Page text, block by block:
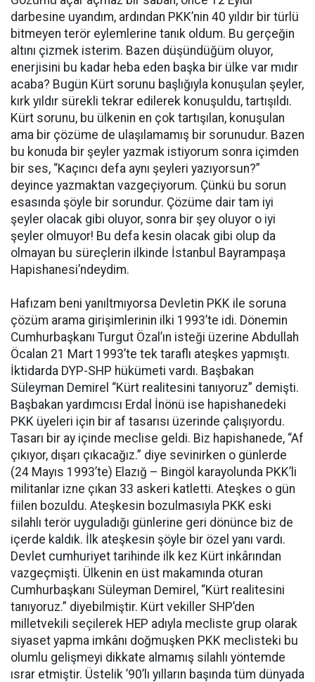
darbesine uyandım, ardından PKK’nin 40 yıldır bir türlü
bitmeyen terör eylemlerine tanık oldum. Bu gerçeğin
altını çizmek isterim. Bazen düşündüğüm oluyor,
enerjisini bu kadar heba eden başka bir ülke var mıdır
acaba? Bugün Kürt sorunu başlığıyla konuşulan şeyler,
kırk yıldır sürekli tekrar edilerek konuşuldu, tartışıldı.
Kürt sorunu, bu ülkenin en çok tartışılan, konuşulan
ama bir çözüme de ulaşılamamış bir sorunudur. Bazen
bu konuda bir şeyler yazmak istiyorum sonra içimden
bir ses, “Kaçıncı defa aynı şeyleri yazıyorsun?”
deyince yazmaktan vazgeçiyorum. Çünkü bu sorun
esasında şöyle bir sorundur. Çözüme dair tam iyi
şeyler olacak gibi oluyor, sonra bir şey oluyor o iyi
şeyler olmuyor! Bu defa kesin olacak gibi olup da
olmayan bu süreçlerin ilkinde İstanbul Bayrampaşa
Hapishanesi’ndeydim.
Hafızam beni yanıltmıyorsa Devletin PKK ile soruna
çözüm arama girişimlerinin ilki 1993’te idi. Dönemin
Cumhurbaşkanı Turgut Özal’ın isteği üzerine Abdullah
Öcalan 21 Mart 1993’te tek taraflı ateşkes yapmıştı.
İktidarda DYP-SHP hükümeti vardı. Başbakan
Süleyman Demirel “Kürt realitesini tanıyoruz” demişti.
Başbakan yardımcısı Erdal İnönü ise hapishanedeki
PKK üyeleri için bir af tasarısı üzerinde çalışıyordu.
Tasarı bir ay içinde meclise geldi. Biz hapishanede, “Af
çıkıyor, dışarı çıkacağız.” diye sevinirken o günlerde
(24 Mayıs 1993’te) Elazığ – Bingöl karayolunda PKK’li
militanlar izne çıkan 33 askeri katletti. Ateşkes o gün
fiilen bozuldu. Ateşkesin bozulmasıyla PKK eski
silahlı terör uyguladığı günlerine geri dönünce biz de
içerde kaldık. İlk ateşkesin şöyle bir özel yanı vardı.
Devlet cumhuriyet tarihinde ilk kez Kürt inkârından
vazgeçmişti. Ülkenin en üst makamında oturan
Cumhurbaşkanı Süleyman Demirel, “Kürt realitesini
tanıyoruz.” diyebilmiştir. Kürt vekiller SHP’den
milletvekili seçilerek HEP adıyla mecliste grup olarak
siyaset yapma imkânı doğmuşken PKK meclisteki bu
olumlu gelişmeyi dikkate almamış silahlı yöntemde
ısrar etmiştir. Üstelik ’90’lı yılların başında tüm dünyada